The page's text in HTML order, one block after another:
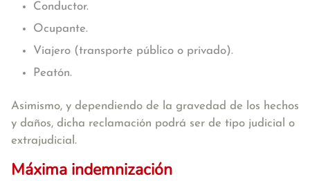
Conductor.
Ocupante.
Viajero (transporte público o privado).
Peatón.
Asimismo, y dependiendo de la gravedad de los hechos
y daños, dicha reclamación podrá ser de tipo judicial o
extrajudicial.
Máxima indemnización